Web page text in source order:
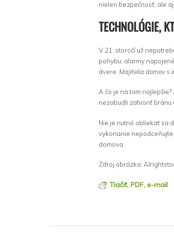
nielen bezpečnosť, ale
TECHNOLÓGIE,
V 21. storočí už
pohybu, alarmy
dvere. Majitelia domov s
A čo je na tom
nezabudli zatvoriť bránu
Nie je nutné obliekať sa
vykonanie
domova.
Zdroj obrázka:
Tlačiť, PDF, e-mail